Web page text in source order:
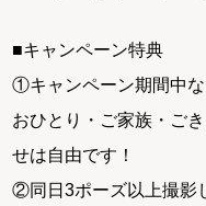
■キャンペーン特典
①キャンペーン期間中な
おひとり・ご家族・ご
せは自由です！
②同日3ポーズ以上撮影